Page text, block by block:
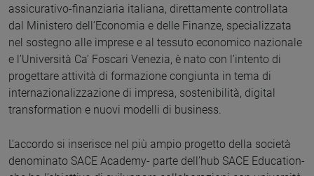
assicurativo-finanziaria italiana, direttamente controllata
dal Ministero dell’Economia e delle Finanze, specializzata
nel sostegno alle imprese e al tessuto economico nazionale
e l’Università Ca’ Foscari Venezia, è nato con l’intento di
progettare attività di formazione congiunta in tema di
internazionalizzazione di impresa, sostenibilità, digital
transformation e nuovi modelli di business.
L’accordo si inserisce nel più ampio progetto della società
denominato SACE Academy- parte dell’hub SACE Education-